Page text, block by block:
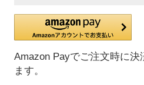
Amazon Payでご注文時に決
ます。